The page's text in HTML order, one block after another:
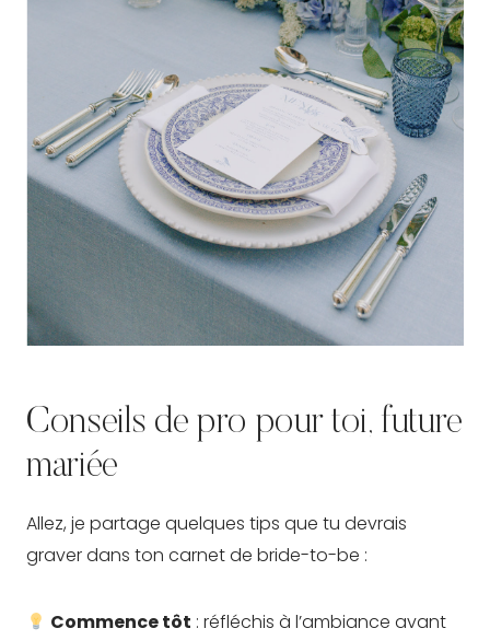
Conseils de pro pour toi, future
mariée
Allez, je partage quelques tips que tu devrais
graver dans ton carnet de bride-to-be :
Commence tôt : réfléchis à l’ambiance avant